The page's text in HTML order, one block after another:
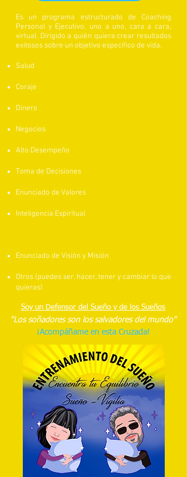
​Es un programa estructurado de Coaching
Personal y Ejecutivo, uno a uno, cara a cara,
virtual. Dirigido a quién quieracrear resultados
exitosos sobre un objetivo específico de vida.
Salud
Coraje
Dinero
Negocios
Alto Desempeño
Toma de Decisiones
Enunciado de Valores
Inteligencia Espiritual
Enunciado de Visión y Misión
Otros (puedes ser, hacer, tener y cambiar lo que
quieras)
Soy un Defensor del Sueño y de los Sueños
"Los soñadores son los salvadores del mundo"
¡Acompáñame en esta Cruzada!